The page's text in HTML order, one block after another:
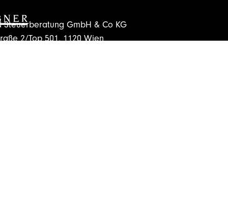
Steuerberatung GmbH & Co KG
2/Top 501, 1120 Wien